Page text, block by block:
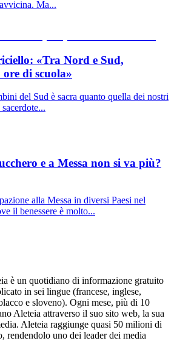
Ma...
«Tra Nord e Sud,
di scuola»
del Sud è sacra quanto quella dei nostri
e a Messa non si va più?
alla Messa in diversi Paesi nel
il benessere è molto...
è un quotidiano di informazione gratuito
in sei lingue (francese, inglese,
e sloveno). Ogni mese, più di 10
Aleteia attraverso il suo sito web, la sua
Aleteia raggiunge quasi 50 milioni di
rendendolo uno dei leader dei media